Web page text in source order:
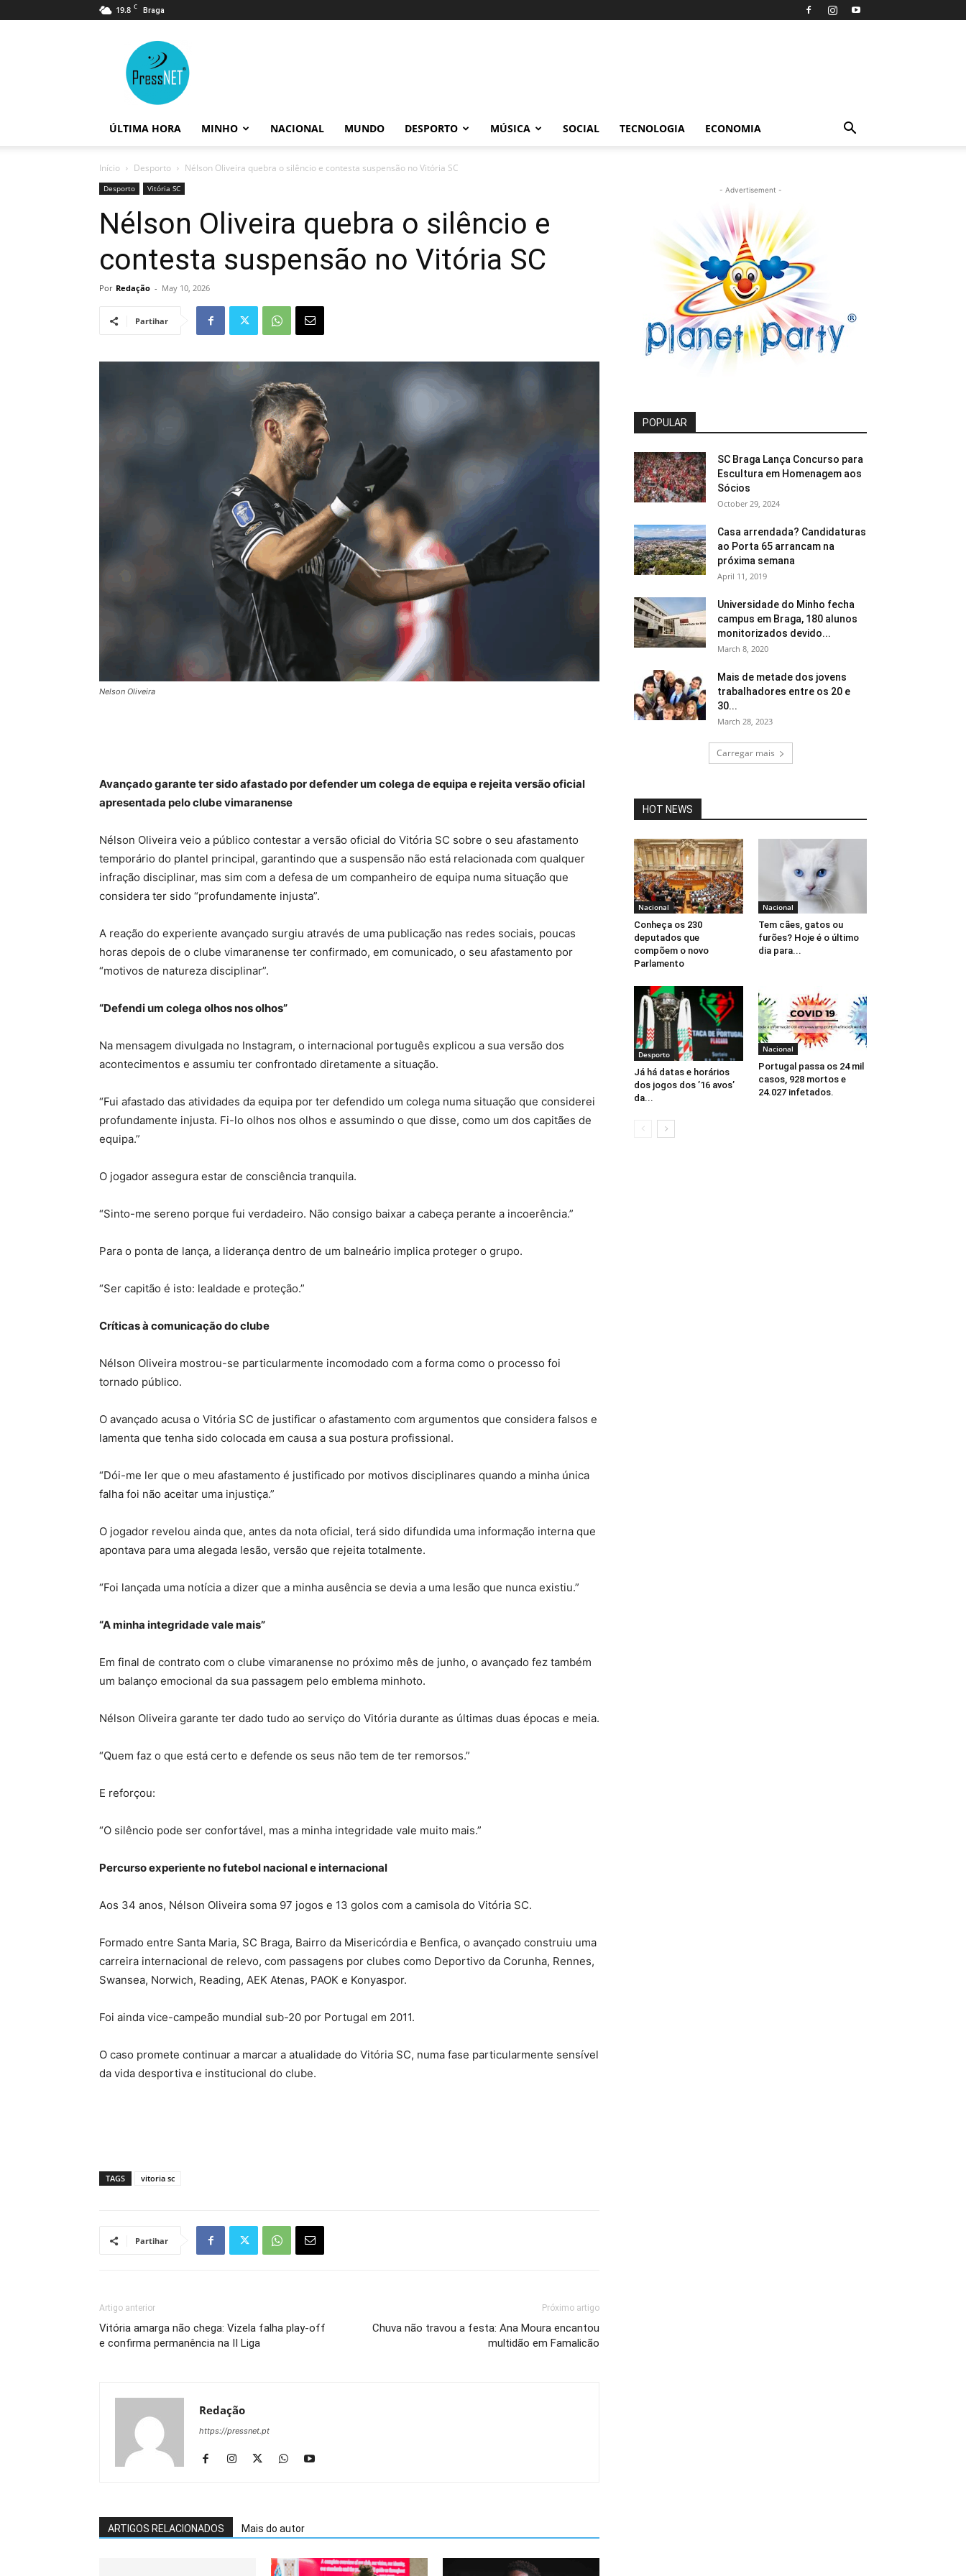
19.8 C Braga
ÚLTIMA HORA MINHO NACIONAL MUNDO DESPORTO MÚSICA SOCIAL TECNOLOGIA ECONOMIA
Início Desporto Nélson Oliveira quebra o silêncio e contesta suspensão no Vitória SC
Desporto Vitória SC
Nélson Oliveira quebra o silêncio e
contesta suspensão no Vitória SC
Por Redação - May 10, 2026
Partihar
Nelson Oliveira
Avançado garante ter sido afastado por defender um colega de equipa e rejeita versão oficial
apresentada pelo clube vimaranense
Nélson Oliveira veio a público contestar a versão oficial do Vitória SC sobre o seu afastamento
temporário do plantel principal, garantindo que a suspensão não está relacionada com qualquer
infração disciplinar, mas sim com a defesa de um companheiro de equipa numa situação que
considera ter sido “profundamente injusta”.
A reação do experiente avançado surgiu através de uma publicação nas redes sociais, poucas
horas depois de o clube vimaranense ter confirmado, em comunicado, o seu afastamento por
“motivos de natureza disciplinar”.
“Defendi um colega olhos nos olhos”
Na mensagem divulgada no Instagram, o internacional português explicou a sua versão dos
acontecimentos e assumiu ter confrontado diretamente a situação.
“Fui afastado das atividades da equipa por ter defendido um colega numa situação que considerei
profundamente injusta. Fi-lo olhos nos olhos e assumindo o que disse, como um dos capitães de
equipa.”
O jogador assegura estar de consciência tranquila.
“Sinto-me sereno porque fui verdadeiro. Não consigo baixar a cabeça perante a incoerência.”
Para o ponta de lança, a liderança dentro de um balneário implica proteger o grupo.
“Ser capitão é isto: lealdade e proteção.”
Críticas à comunicação do clube
Nélson Oliveira mostrou-se particularmente incomodado com a forma como o processo foi
tornado público.
O avançado acusa o Vitória SC de justificar o afastamento com argumentos que considera falsos e
lamenta que tenha sido colocada em causa a sua postura profissional.
“Dói-me ler que o meu afastamento é justificado por motivos disciplinares quando a minha única
falha foi não aceitar uma injustiça.”
O jogador revelou ainda que, antes da nota oficial, terá sido difundida uma informação interna que
apontava para uma alegada lesão, versão que rejeita totalmente.
“Foi lançada uma notícia a dizer que a minha ausência se devia a uma lesão que nunca existiu.”
“A minha integridade vale mais”
Em final de contrato com o clube vimaranense no próximo mês de junho, o avançado fez também
um balanço emocional da sua passagem pelo emblema minhoto.
Nélson Oliveira garante ter dado tudo ao serviço do Vitória durante as últimas duas épocas e meia.
“Quem faz o que está certo e defende os seus não tem de ter remorsos.”
E reforçou:
“O silêncio pode ser confortável, mas a minha integridade vale muito mais.”
Percurso experiente no futebol nacional e internacional
Aos 34 anos, Nélson Oliveira soma 97 jogos e 13 golos com a camisola do Vitória SC.
Formado entre Santa Maria, SC Braga, Bairro da Misericórdia e Benfica, o avançado construiu uma
carreira internacional de relevo, com passagens por clubes como Deportivo da Corunha, Rennes,
Swansea, Norwich, Reading, AEK Atenas, PAOK e Konyaspor.
Foi ainda vice-campeão mundial sub-20 por Portugal em 2011.
O caso promete continuar a marcar a atualidade do Vitória SC, numa fase particularmente sensível
da vida desportiva e institucional do clube.
TAGS vitoria sc
Partihar
Artigo anterior
Vitória amarga não chega: Vizela falha play-off
e confirma permanência na II Liga
Próximo artigo
Chuva não travou a festa: Ana Moura encantou
multidão em Famalicão
Redação
https://pressnet.pt
ARTIGOS RELACIONADOS Mais do autor
- Advertisement -
POPULAR
SC Braga Lança Concurso para
Escultura em Homenagem aos
Sócios
October 29, 2024
Casa arrendada? Candidaturas
ao Porta 65 arrancam na
próxima semana
April 11, 2019
Universidade do Minho fecha
campus em Braga, 180 alunos
monitorizados devido...
March 8, 2020
Mais de metade dos jovens
trabalhadores entre os 20 e
30...
March 28, 2023
Carregar mais
HOT NEWS
Nacional
Conheça os 230
deputados que
compõem o novo
Parlamento
Nacional
Tem cães, gatos ou
furões? Hoje é o último
dia para...
Desporto
Já há datas e horários
dos jogos dos ’16 avos’
da...
Nacional
Portugal passa os 24 mil
casos, 928 mortos e
24.027 infetados.